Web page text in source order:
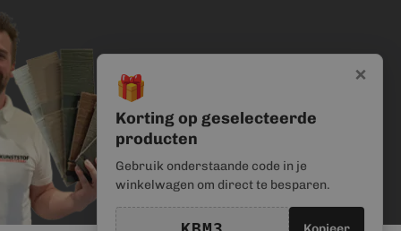
×
🎁
Korting op geselecteerde
producten
Gebruik onderstaande code in je
winkelwagen om direct te besparen.